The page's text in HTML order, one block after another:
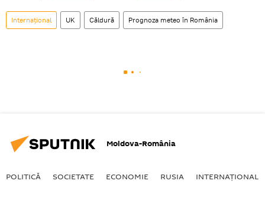
Internaţional UK Căldură Prognoza meteo în România
Moldova-România
POLITICĂ SOCIETATE ECONOMIE RUSIA INTERNAŢIONAL